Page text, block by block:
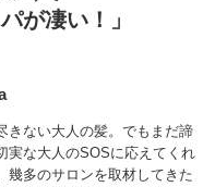
が凄い！」
きない大人の髪。でもまだ諦
な大人のSOSに応えてくれ
幾多のサロンを取材してきた